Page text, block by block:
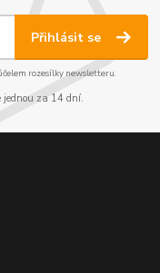
Přihlásit se
rozesílky newsletteru.
za 14 dní.